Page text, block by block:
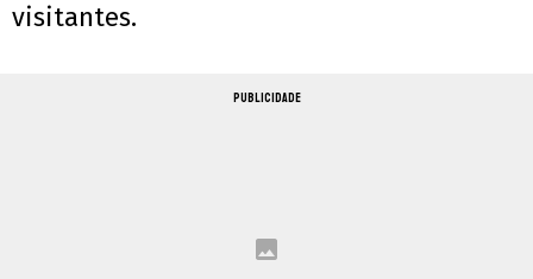
visitantes.
PUBLICIDADE